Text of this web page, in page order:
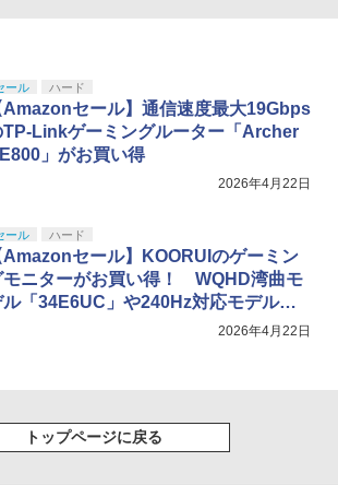
ール ハード
Amazonセール】通信速度最大19Gbps
TP-Linkゲーミングルーター「Archer
」がお買い得
2026年4月22日
ール ハード
Amazonセール】KOORUIのゲーミン
モニターがお買い得！ WQHD湾曲モ
ル「34E6UC」や240Hz対応モデル「2
2026年4月22日
トップページに戻る